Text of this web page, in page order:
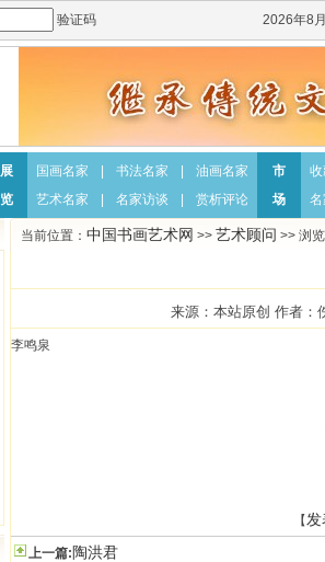
验证码 2026年8
展
览
国画名家
艺术名家
书法名家
名家访谈
油画名家
赏析评论
市
场
当前位置： 中国书画艺术网 >> 艺术顾问 >> 浏
来源：本站原创 作者：
李鸣泉
【
上一篇: 陶洪君